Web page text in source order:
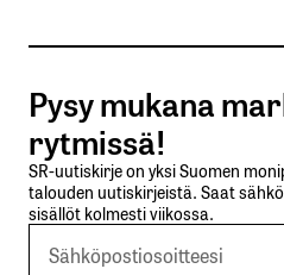
Nimesi tai nimimerkkisi*
Sähköpostiosoitteesi*
Tilaa SalkunRakentajan
Pysy mukana
rytmissä!
SR-uutiskirje on yksi Suomen
talouden uutiskirjeistä. Saat
sisällöt kolmesti viikossa.